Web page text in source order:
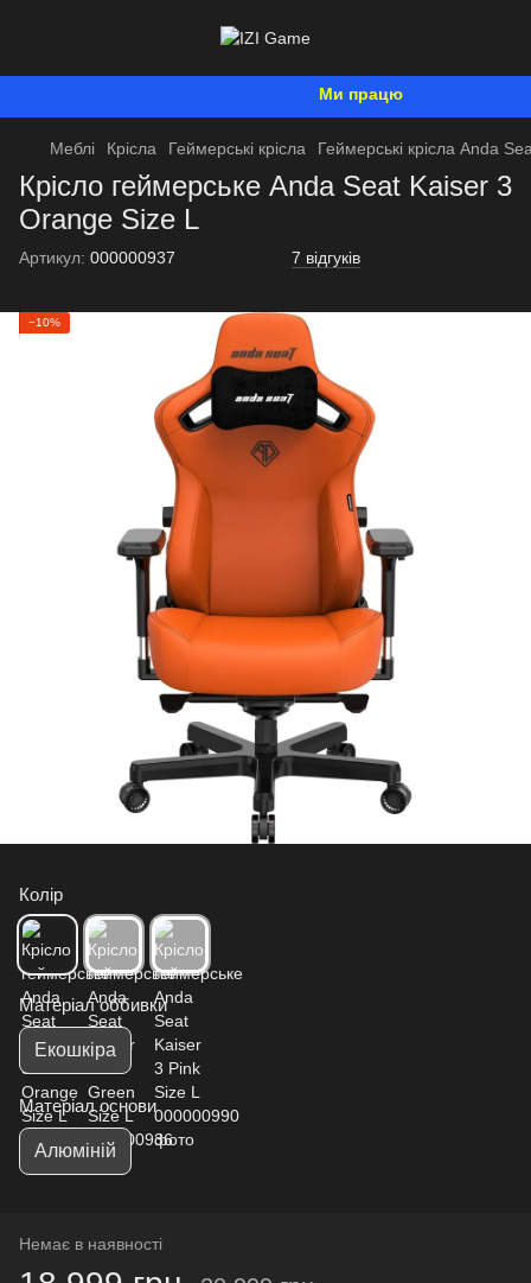
Ми працюємо. Все буде
Меблі Крісла Геймерські крісла Геймерські крісла Anda
Крісло геймерське Anda Seat Kaiser 3
Orange Size L
Артикул: 000000937 7 відгуків
−10%
Колір
Матеріал оббивки
Екошкіра
Матеріал основи
Алюміній
Немає в наявності